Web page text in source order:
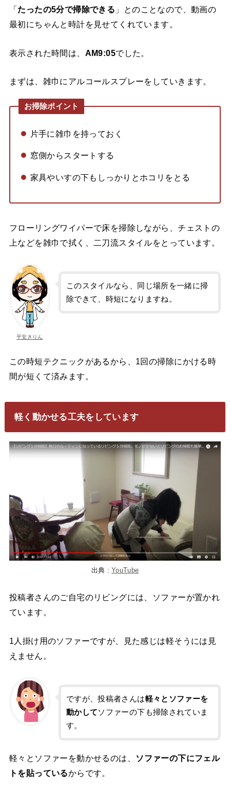
「 たったの5分で掃除できる 」とのことなので、動画の
最初にちゃんと時計を見せてくれています。
表示された時間は、 AM9:05でした。
まずは、雑巾にアルコールスプレーをしていきます。
お掃除ポイント
片手に雑巾を持っておく
窓側からスタートする
家具やいすの下もしっかりとホコリをとる
フローリングワイパーで床を掃除しながら、チェストの
上などを雑巾で拭く、二刀流スタイルをとっています。
平安きりん
このスタイルなら、同じ場所を一緒に掃
除できて、時短になりますね。
この時短テクニックがあるから、1回の掃除にかける時
間が短くて済みます。
軽く動かせる工夫をしています
出典 :YouTube
投稿者さんのご自宅のリビングには、ソファーが置かれ
ています。
1人掛け用のソファーですが、見た感じは軽そうには見
えません。
ですが、投稿者さんは軽々とソファーを
動かしてソファーの下も掃除されていま
す。
軽々とソファーを動かせるのは、
ソファーの下にフェル
トを貼っているからです。